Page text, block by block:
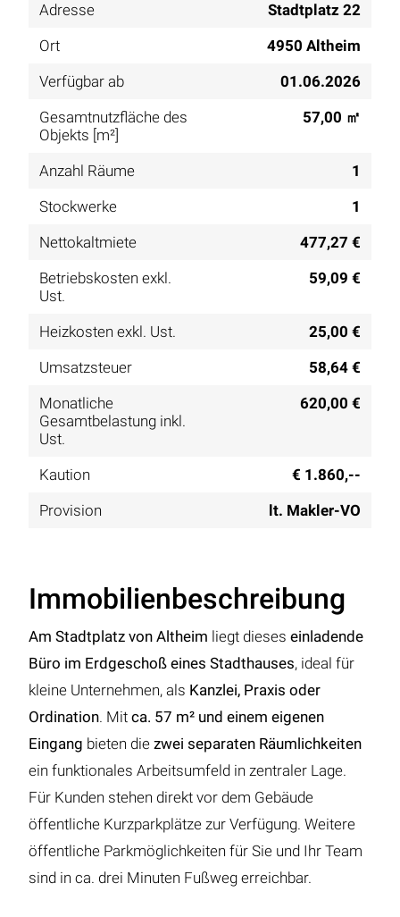
Adresse
Stadtplatz 22
Ort
4950 Altheim
Verfügbar ab
01.06.2026
Gesamtnutzfläche des
Objekts [m²]
57,00 ㎡
Anzahl Räume
1
Stockwerke
1
Nettokaltmiete
477,27 €
Betriebskosten exkl.
Ust.
59,09 €
Heizkosten exkl. Ust.
25,00 €
Umsatzsteuer
58,64 €
Monatliche
Gesamtbelastung inkl.
Ust.
620,00 €
Kaution
€ 1.860,--
Provision
lt. Makler-VO
Immobilienbeschreibung
Am Stadtplatz von Altheim liegt dieses einladende
Büro im Erdgeschoß eines Stadthauses, ideal für
kleine Unternehmen, als Kanzlei, Praxis oder
Ordination. Mit ca. 57 m² und einem eigenen
Eingang bieten die zwei separaten Räumlichkeiten
ein funktionales Arbeitsumfeld in zentraler Lage.
Für Kunden stehen direkt vor dem Gebäude
öffentliche Kurzparkplätze zur Verfügung. Weitere
öffentliche Parkmöglichkeiten für Sie und Ihr Team
sind in ca. drei Minuten Fußweg erreichbar.